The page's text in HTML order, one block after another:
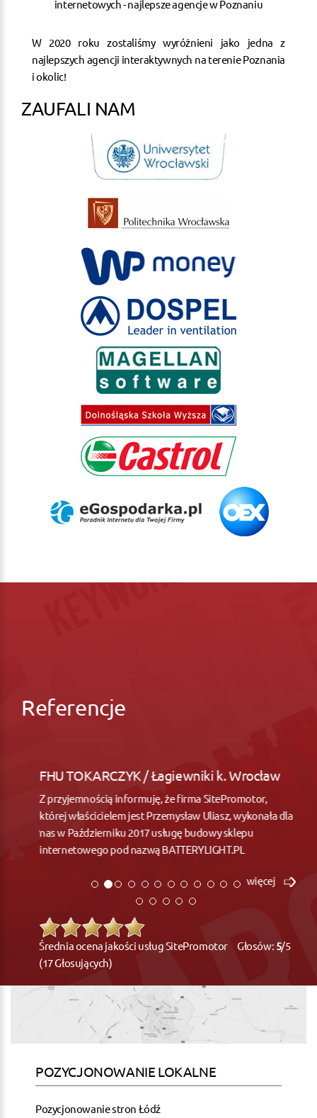
W 2020 roku zostaliśmy wyróżnieni jako jedna z
najlepszych agencji interaktywnych na terenie Poznania
i okolic!
ZAUFALI NAM
Referencje
FHU TOKARCZYK / Łagiewniki k. Wrocław
Z przyjemnością informuję, że firma SitePromotor,
której właścicielem jest Przemysław Uliasz, wykonała dla
nas w Październiku 2017 usługę budowy sklepu
internetowego pod nazwą BATTERYLIGHT.PL
więcej
Średnia ocena jakości usług SitePromotor Głosów: 5/5
(17 Głosujących)
POZYCJONOWANIE LOKALNE
Pozycjonowanie stron Łódź